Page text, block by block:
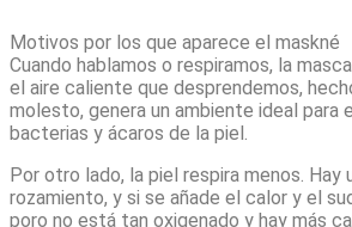
Motivos por los que aparece el maskné
Cuando hablamos o respiramos, la
el aire caliente que desprendemos,
molesto, genera un ambiente ideal para
bacterias y ácaros de la piel.
Por otro lado, la piel respira menos. Hay
rozamiento, y si se añade el calor y el
poro no está tan oxigenado y hay más